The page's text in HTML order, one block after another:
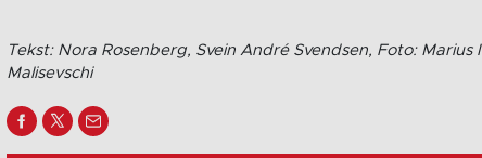
Tekst: Nora Rosenberg, Svein André Svendsen, Foto: Marius
Malisevschi